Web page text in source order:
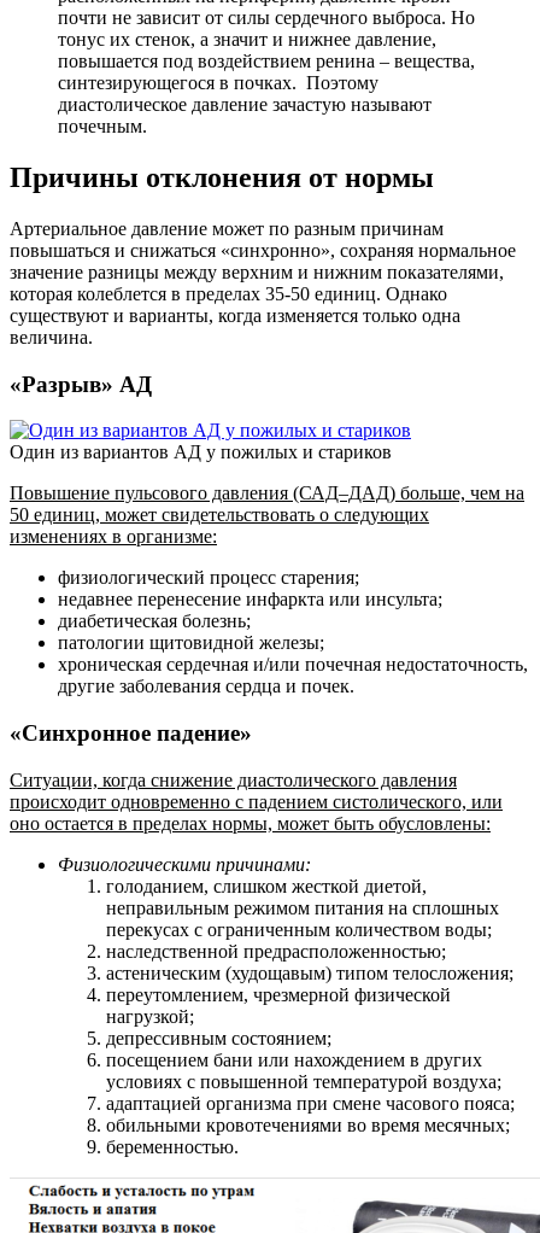
почти не зависит от силы сердечного выброса. Но
тонус их стенок, а значит и нижнее давление,
повышается под воздействием ренина – вещества,
синтезирующегося в почках. Поэтому
диастолическое давление зачастую называют
почечным.
Причины отклонения от нормы
Артериальное давление может по разным причинам
повышаться и снижаться «синхронно», сохраняя нормальное
значение разницы между верхним и нижним показателями,
которая колеблется в пределах 35-50 единиц. Однако
существуют и варианты, когда изменяется только одна
величина.
«Разрыв» АД
Один из вариантов АД у пожилых и стариков
Повышение пульсового давления (САД–ДАД) больше, чем на
50 единиц, может свидетельствовать о следующих
изменениях в организме:
физиологический процесс старения;
недавнее перенесение инфаркта или инсульта;
диабетическая болезнь;
патологии щитовидной железы;
хроническая сердечная и/или почечная недостаточность,
другие заболевания сердца и почек.
«Синхронное падение»
Ситуации, когда снижение диастолического давления
происходит одновременно с падением систолического, или
оно остается в пределах нормы, может быть обусловлены:
Физиологическими причинами:
голоданием, слишком жесткой диетой,
неправильным режимом питания на сплошных
перекусах с ограниченным количеством воды;
наследственной предрасположенностью;
астеническим (худощавым) типом телосложения;
переутомлением, чрезмерной физической
нагрузкой;
депрессивным состоянием;
посещением бани или нахождением в других
условиях с повышенной температурой воздуха;
адаптацией организма при смене часового пояса;
обильными кровотечениями во время месячных;
беременностью.